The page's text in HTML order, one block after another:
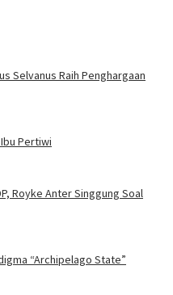
Selvanus Raih Penghargaan
Pertiwi
Royke Anter Singgung Soal
“Archipelago State”